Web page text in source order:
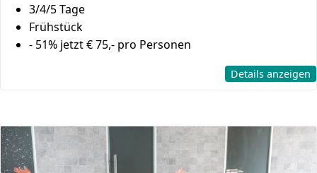
3/4/5 Tage
Frühstück
- 51% jetzt € 75,- pro Personen
Details anzeigen